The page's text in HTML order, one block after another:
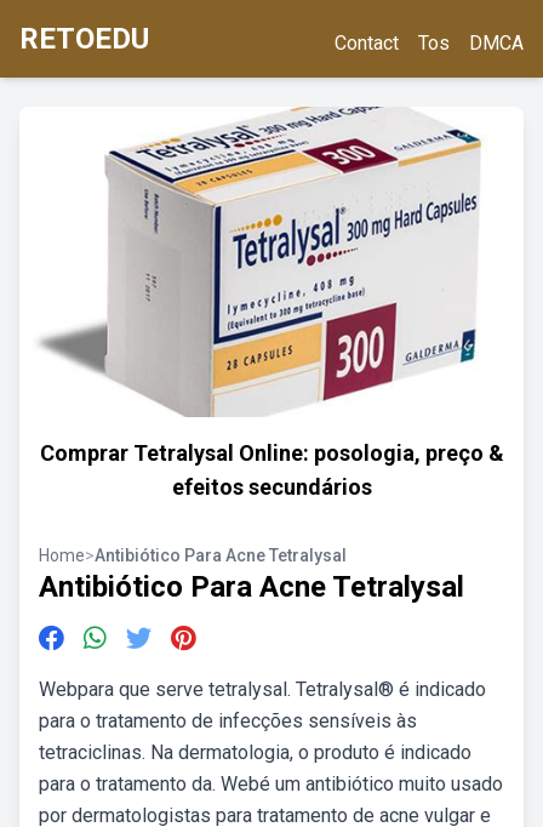
RETOEDU Contact Tos DMCA
Comprar Tetralysal Online: posologia, preço &
efeitos secundários
Home>Antibiótico Para Acne Tetralysal
Antibiótico Para Acne Tetralysal
Webpara que serve tetralysal. Tetralysal® é indicado
para o tratamento de infecções sensíveis às
tetraciclinas. Na dermatologia, o produto é indicado
para o tratamento da. Webé um antibiótico muito usado
por dermatologistas para tratamento de acne vulgar e